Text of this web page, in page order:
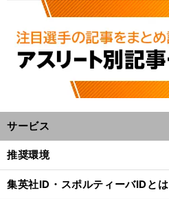
サービス
推奨環境
集英社ID・スポルティーバIDとは